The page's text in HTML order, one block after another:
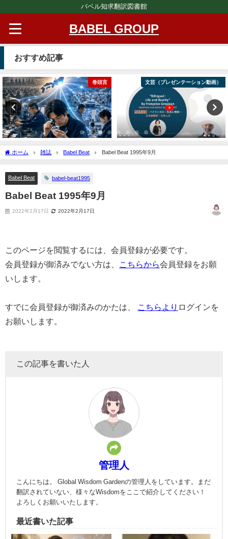
バベル知求翻訳図書館
BABEL GROUP
おすすめ記事
巻頭言 文芸（プレゼンテーション動画）
ホーム 雑誌 Babel Beat Babel Beat 1995年9月
Babel Beat babel-beat1995
Babel Beat 1995年9月
2022年2月17日 2022年2月17日
このページを閲覧するには、会員登録が必要です。
会員登録が御済みでない方は、
こちらから会員登録をお願
いします。
すでに会員登録が御済みのかたは、 こちらより ログインを
お願いします。
この記事を書いた人
管理人
こんにちは。 Global Wisdom Gardenの管理人をしています。まだ
翻訳されていない、様々なWisdomをここで紹介してください！
よろしくお願いいたします。
最近書いた記事